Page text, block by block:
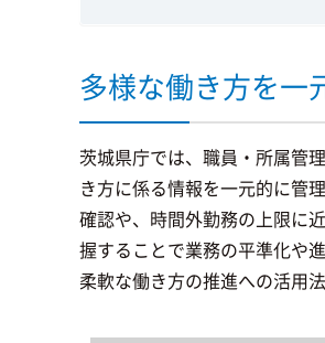
多様な働き方を一
茨城県庁では、職員・所属管
き方に係る情報を一元的に管
確認や、時間外勤務の上限に
握することで業務の平準化や
柔軟な働き方の推進への活用